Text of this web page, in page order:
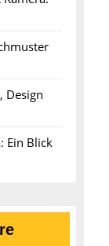
Design
Ein Blick